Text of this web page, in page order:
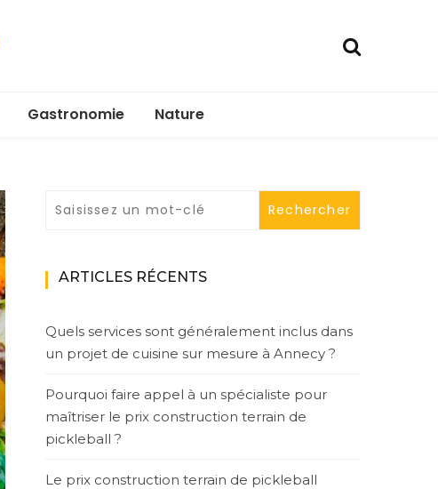
Gastronomie Nature
ARTICLES RÉCENTS
Quels services sont généralement inclus dans
un projet de cuisine sur mesure à Annecy ?
Pourquoi faire appel à un spécialiste pour
maîtriser le prix construction terrain de
pickleball ?
Le prix construction terrain de pickleball